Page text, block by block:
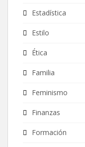
Estadística
Estilo
Ética
Familia
Feminismo
Finanzas
Formación